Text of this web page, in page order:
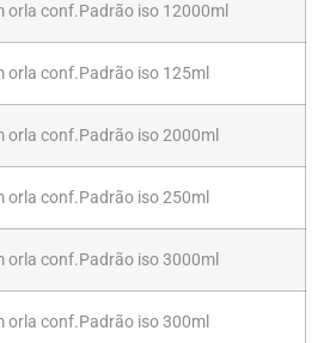
orla conf.Padrão iso 12000ml
orla conf.Padrão iso 125ml
orla conf.Padrão iso 2000ml
orla conf.Padrão iso 250ml
orla conf.Padrão iso 3000ml
orla conf.Padrão iso 300ml